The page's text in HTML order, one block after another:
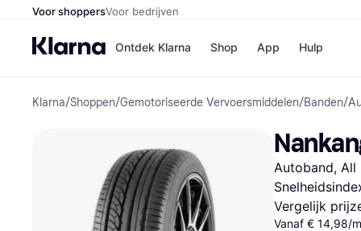
Voor shoppersVoor bedrijven
Ontdek Klarna Shop
Winkels
Bol
H&M
App Hulp
Klarna/Shoppen/Gemotoriseerde Vervoersmiddelen/Banden/
Autoband, All
Vergelijk
Vanaf € 14,98/